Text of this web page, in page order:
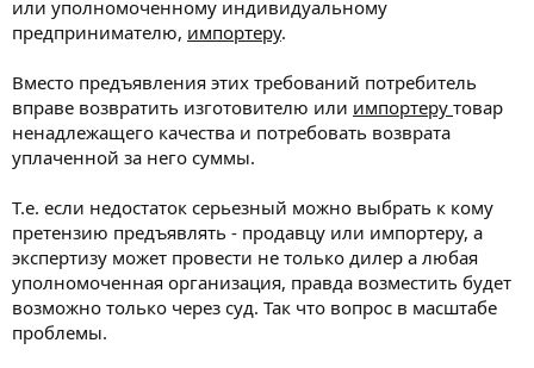
или уполномоченному индивидуальному
предпринимателю, импортеру.
Вместо предъявления этих требований потребитель
вправе возвратить изготовителю или импортеру товар
ненадлежащего качества и потребовать возврата
уплаченной за него суммы.
Т.е. если недостаток серьезный можно выбрать к кому
претензию предъявлять - продавцу или импортеру, а
экспертизу может провести не только дилер а любая
уполномоченная организация, правда возместить будет
возможно только через суд. Так что вопрос в масштабе
проблемы.